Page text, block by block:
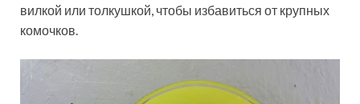
вилкой или толкушкой, чтобы избавиться от крупных
комочков.